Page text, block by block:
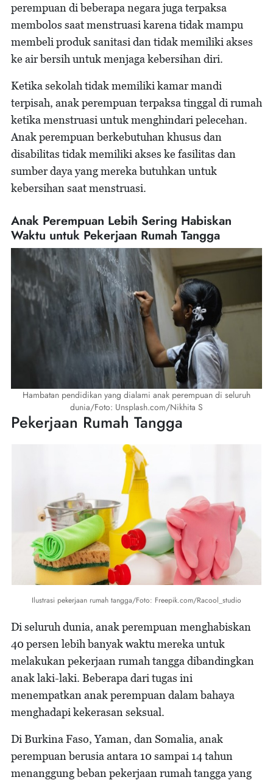
perempuan di beberapa negara juga terpaksa
membolos saat menstruasi karena tidak mampu
membeli produk sanitasi dan tidak memiliki akses
ke air bersih untuk menjaga kebersihan diri.
Ketika sekolah tidak memiliki kamar mandi
terpisah, anak perempuan terpaksa tinggal di rumah
ketika menstruasi untuk menghindari pelecehan.
Anak perempuan berkebutuhan khusus dan
disabilitas tidak memiliki akses ke fasilitas dan
sumber daya yang mereka butuhkan untuk
kebersihan saat menstruasi.
Anak Perempuan Lebih Sering Habiskan
Waktu untuk Pekerjaan Rumah Tangga
Hambatan pendidikan yang dialami anak perempuan di seluruh
dunia/Foto: Unsplash.com/Nikhita S
Pekerjaan Rumah Tangga
Ilustrasi pekerjaan rumah tangga/Foto: Freepik.com/Racool_studio
Di seluruh dunia, anak perempuan menghabiskan
40 persen lebih banyak waktu mereka untuk
melakukan pekerjaan rumah tangga dibandingkan
anak laki-laki. Beberapa dari tugas ini
menempatkan anak perempuan dalam bahaya
menghadapi kekerasan seksual.
Di Burkina Faso, Yaman, dan Somalia, anak
perempuan berusia antara 10 sampai 14 tahun
menanggung beban pekerjaan rumah tangga yang